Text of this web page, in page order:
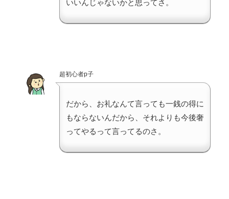
いいんじゃないかと思ってさ。
超初心者p子
だから、お礼なんて言っても一銭の得に
もならないんだから、それよりも今後奢
ってやるって言ってるのさ。